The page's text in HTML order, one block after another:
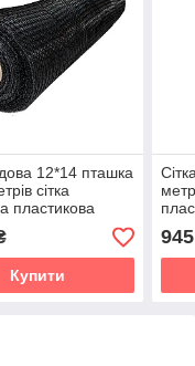
12*14 пташка
сітка
пластикова
Купити
945